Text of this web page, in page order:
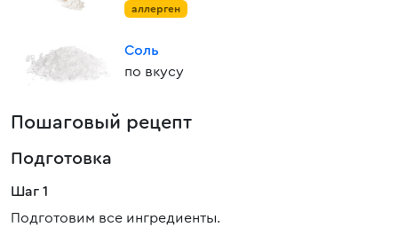
аллерген
Соль
по вкусу
Пошаговый рецепт
Подготовка
Шаг 1
Подготовим все ингредиенты.